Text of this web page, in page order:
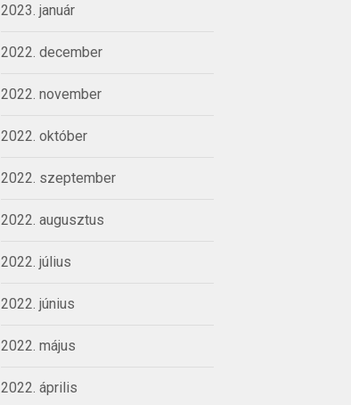
2023. január
2022. december
2022. november
2022. október
2022. szeptember
2022. augusztus
2022. július
2022. június
2022. május
2022. április